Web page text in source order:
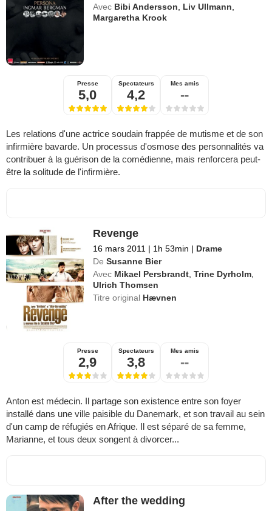
Avec Bibi Andersson Liv Ullmann
Margaretha Krook
Presse
5,0
Spectateurs
4,2
Mes amis
--
Les relations d'une actrice soudain frappée de mutisme et de son
infirmière bavarde. Un processus d'osmose des personnalités va
contribuer à la guérison de la comédienne, mais renforcera peut-
être la solitude de l'infirmière.
Revenge
16 mars 2011 | 1h 53min | Drame
De Susanne Bier
Avec Mikael Persbrandt ,Trine Dyrholm
Ulrich Thomsen
Titre original Hævnen
Presse
2,9
Spectateurs
3,8
Mes amis
--
Anton est médecin. Il partage son existence entre son foyer
installé dans une ville paisible du Danemark, et son travail au sein
d'un camp de réfugiés en Afrique. Il est séparé de sa femme,
Marianne, et tous deux songent à divorcer...
After the wedding